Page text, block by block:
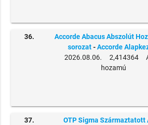
36.
Accorde Abacus Abszolút
sorozat-Accorde
2026.08.06. 2,414364
hozamú
37.
OTP Sigma Származtatott